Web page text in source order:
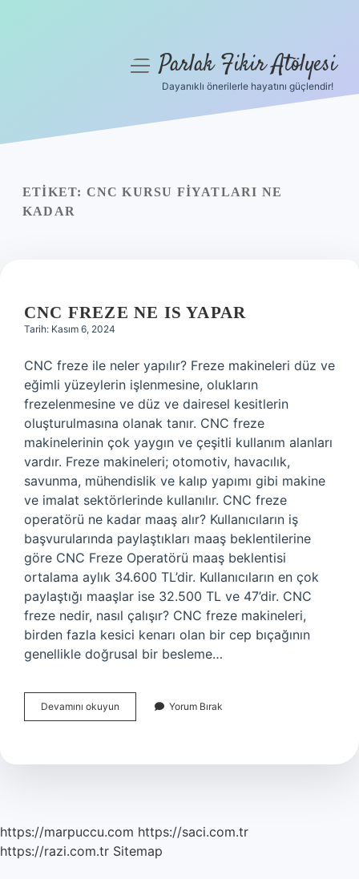
Yasal Uyarı
menüyüParlak Fikir Atölyesi
Dayanıklı önerilerle hayatını güçlendir!
ETIKET: CNC KURSU FIYATLARI NE
KADAR
CNC FREZE NE IS YAPAR
Tarih: Kasım 6, 2024
CNC freze ile neler yapılır? Freze makineleri düz ve
eğimli yüzeylerin işlenmesine, olukların
frezelenmesine ve düz ve dairesel kesitlerin
oluşturulmasına olanak tanır. CNC freze
makinelerinin çok yaygın ve çeşitli kullanım alanları
vardır. Freze makineleri; otomotiv, havacılık,
savunma, mühendislik ve kalıp yapımı gibi makine
ve imalat sektörlerinde kullanılır. CNC freze
operatörü ne kadar maaş alır? Kullanıcıların iş
başvurularında paylaştıkları maaş beklentilerine
göre CNC Freze Operatörü maaş beklentisi
ortalama aylık 34.600 TL’dir. Kullanıcıların en çok
paylaştığı maaşlar ise 32.500 TL ve 47’dir. CNC
freze nedir, nasıl çalışır? CNC freze makineleri,
birden fazla kesici kenarı olan bir cep bıçağının
genellikle doğrusal bir besleme…
Devamını okuyun
Freze
Yapar
Yorum Bırak
https://marpuccu.com https://saci.com.tr
https://razi.com.tr Sitemap